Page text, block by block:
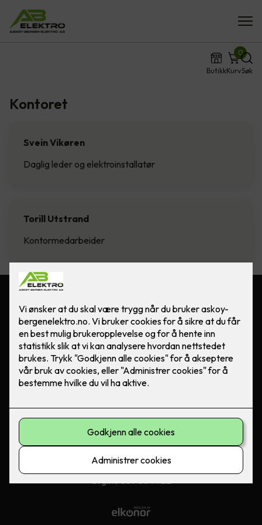
ButikkKurv
0
Søk
Kontoret
Svein Vikøren
Daglig leder og elektroinstallatør
Torill Utstrand
Kontormedarbeider
Kontakt oss
56 15 14 00
kontor@askoy-bergenelektro.no
Besøksadresse
Følg oss
Facebook
Org.no 857 884 922